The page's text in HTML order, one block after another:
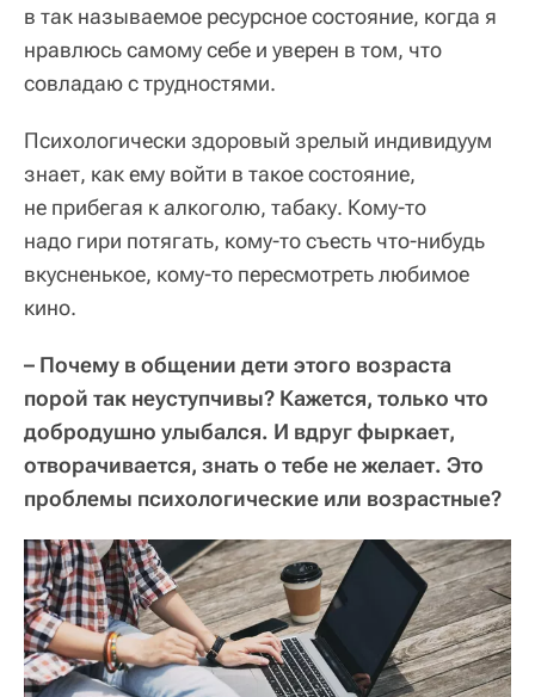
в так называемое ресурсное состояние, когда я
нравлюсь самому себе и уверен в том, что
совладаю с трудностями.
Психологически здоровый зрелый индивидуум
знает, как ему войти в такое состояние,
не прибегая к алкоголю, табаку. Кому-то
надо гири потягать, кому-то съесть что-нибудь
вкусненькое, кому-то пересмотреть любимое
кино.
– Почему в общении дети этого возраста
порой так неуступчивы? Кажется, только что
добродушно улыбался. И вдруг фыркает,
отворачивается, знать о тебе не желает. Это
проблемы психологические или возрастные?